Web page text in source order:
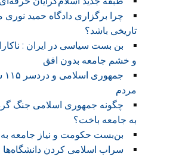
چرا برگزاری دادگاه حمید نوری
تاریخی باشد؟
بن بست سیاسی در ایران :
و خشم جامعه بدون افق
مردم
چگونه جمهوری اسلامی جنگ
به جامعه باخت؟
بن‌بست حکومت و نیاز جامعه
سراب اسلامی کردن دانشگاه‌ها